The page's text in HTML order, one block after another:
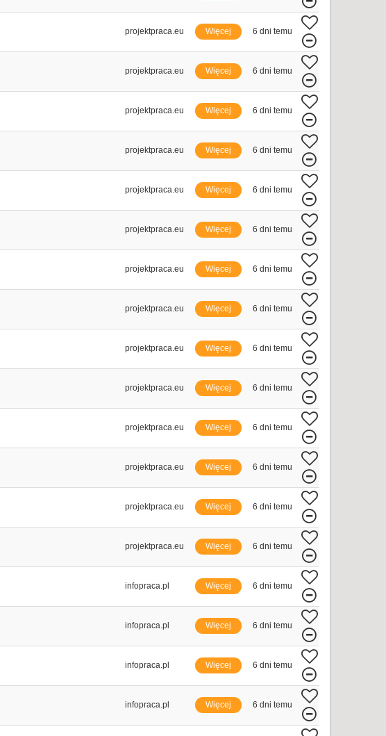
projektpraca.eu Więcej 6 dni temu
projektpraca.eu Więcej 6 dni temu
projektpraca.eu Więcej 6 dni temu
projektpraca.eu Więcej 6 dni temu
projektpraca.eu Więcej 6 dni temu
projektpraca.eu Więcej 6 dni temu
projektpraca.eu Więcej 6 dni temu
projektpraca.eu Więcej 6 dni temu
projektpraca.eu Więcej 6 dni temu
projektpraca.eu Więcej 6 dni temu
projektpraca.eu Więcej 6 dni temu
projektpraca.eu Więcej 6 dni temu
projektpraca.eu Więcej 6 dni temu
projektpraca.eu Więcej 6 dni temu
infopraca.pl Więcej 6 dni temu
infopraca.pl Więcej 6 dni temu
infopraca.pl Więcej 6 dni temu
infopraca.pl Więcej 6 dni temu